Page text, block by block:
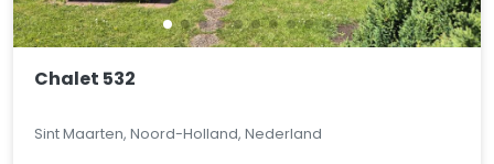
Chalet 532
Sint Maarten, Noord-Holland, Nederland